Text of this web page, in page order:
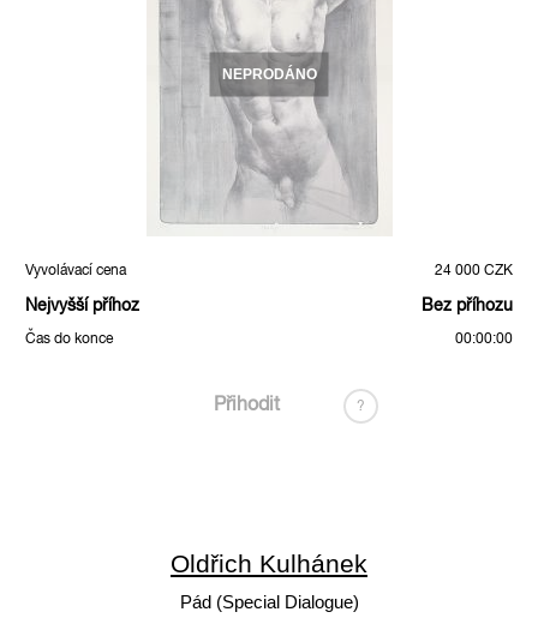
NEPRODÁNO
Vyvolávací cena 24 000 CZK
Nejvyšší příhoz Bez příhozu
Čas do konce 00:00:00
Přihodit ?
Oldřich Kulhánek
Pád (Special Dialogue)